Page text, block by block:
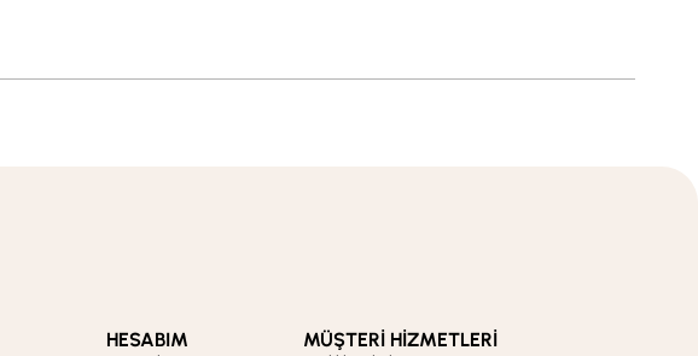
HESABIM MÜŞTERİ HİZMETLERİ